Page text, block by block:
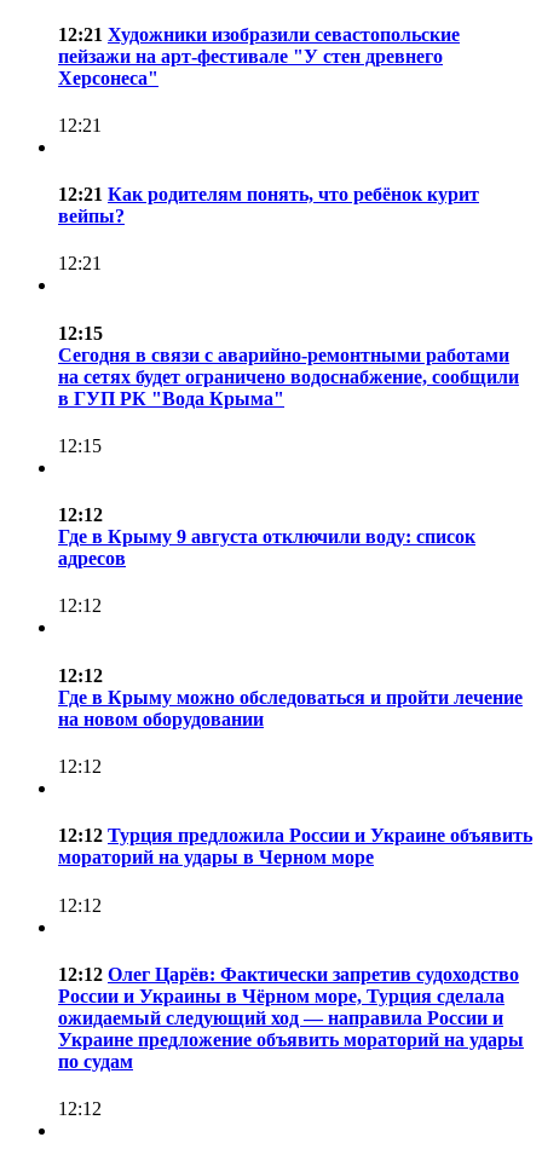
12:21 Художники изобразили севастопольские
пейзажи на арт-фестивале "У стен древнего
Херсонеса"
12:21
12:21 Как родителям понять, что ребёнок курит
вейпы?
12:21
12:15
Сегодня в связи с аварийно-ремонтными работами
на сетях будет ограничено водоснабжение, сообщили
в ГУП РК "Вода Крыма"
12:15
12:12
Где в Крыму 9 августа отключили воду: список
адресов
12:12
12:12
Где в Крыму можно обследоваться и пройти лечение
на новом оборудовании
12:12
12:12 Турция предложила России и Украине объявить
мораторий на удары в Черном море
12:12
12:12 Олег Царёв: Фактически запретив судоходство
России и Украины в Чёрном море, Турция сделала
ожидаемый следующий ход — направила России и
Украине предложение объявить мораторий на удары
по судам
12:12